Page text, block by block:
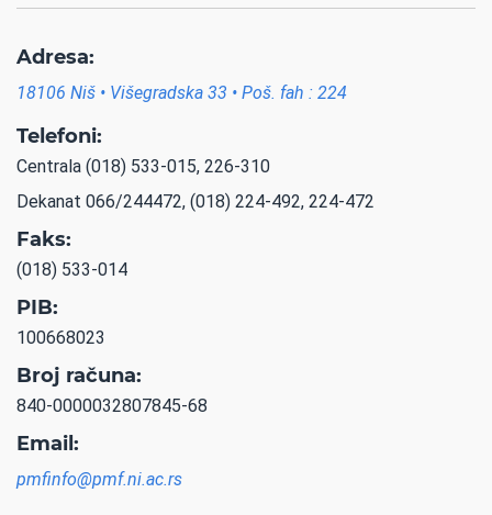
Adresa:
18106 Niš • Višegradska 33 • Poš. fah : 224
Telefoni:
Centrala (018) 533-015, 226-310
Dekanat 066/244472, (018) 224-492, 224-472
Faks:
(018) 533-014
PIB:
100668023
Broj računa:
840-0000032807845-68
Email:
pmfinfo@pmf.ni.ac.rs